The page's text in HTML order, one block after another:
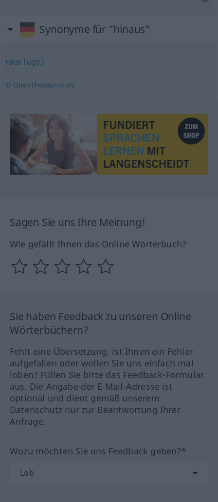
Synonyme für "hinaus"
raus (ugs.)
© OpenThesaurus.de
Sagen Sie uns Ihre Meinung!
Wie gefällt Ihnen das Online Wörterbuch?
Sie haben Feedback zu unseren Online
Wörterbüchern?
Fehlt eine Übersetzung, ist Ihnen ein Fehler
aufgefallen oder wollen Sie uns einfach mal
loben? Füllen Sie bitte das Feedback-Formular
aus. Die Angabe der E-Mail-Adresse ist
optional und dient gemäß unserem
Datenschutz nur zur Beantwortung Ihrer
Anfrage.
Wozu möchten Sie uns Feedback geben?*